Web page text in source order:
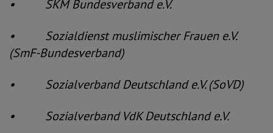
• SKM Bundesverband e.V.
• Sozialdienst muslimischer Frauen e.V.
(SmF-Bundesverband)
• Sozialverband Deutschland e.V. (SoVD)
• Sozialverband VdK Deutschland e.V.